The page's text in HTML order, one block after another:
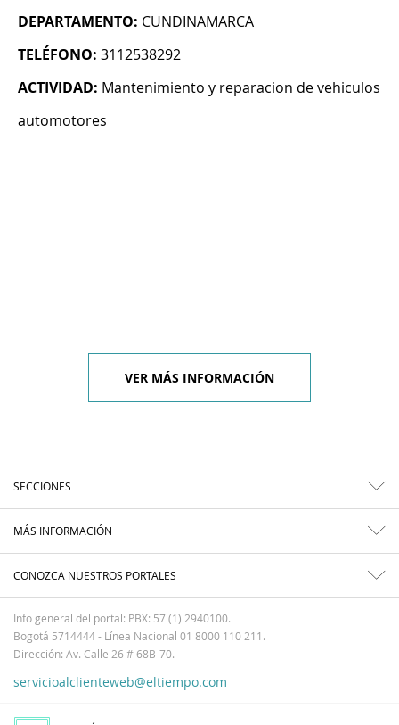
DEPARTAMENTO: CUNDINAMARCA
TELÉFONO: 3112538292
ACTIVIDAD: Mantenimiento y reparacion de vehiculos
automotores
VER MÁS INFORMACIÓN
SECCIONES
MÁS INFORMACIÓN
CONOZCA NUESTROS PORTALES
Info general del portal: PBX: 57 (1) 2940100.
Bogotá 5714444 - Línea Nacional 01 8000 110 211.
Dirección: Av. Calle 26 # 68B-70.
servicioalclienteweb@eltiempo.com